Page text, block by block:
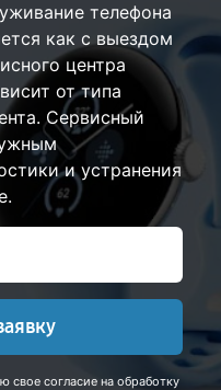
телефона
как с выездом
центра
от типа
Сервисный
и устранения
свое согласие на обработку